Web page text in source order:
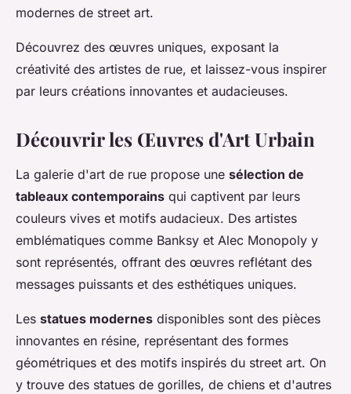
modernes de street art.
Découvrez des œuvres uniques, exposant la
créativité des artistes de rue, et laissez-vous inspirer
par leurs créations innovantes et audacieuses.
Découvrir les Œuvres d'Art Urbain
La galerie d'art de rue propose une sélection de
tableaux contemporains qui captivent par leurs
couleurs vives et motifs audacieux. Des artistes
emblématiques comme Banksy et Alec Monopoly y
sont représentés, offrant des œuvres reflétant des
messages puissants et des esthétiques uniques.
Les statues modernes disponibles sont des pièces
innovantes en résine, représentant des formes
géométriques et des motifs inspirés du street art. On
y trouve des statues de gorilles, de chiens et d'autres